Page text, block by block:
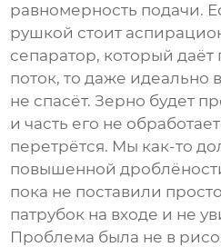
равномерность подачи.
рушкой стоит
сепаратор, который
поток, то даже идеально
не спасёт. Зерно будет
и часть его не
перетрётся. Мы как-то
повышенной
пока не поставили
патрубок на входе и не
Проблема была не в